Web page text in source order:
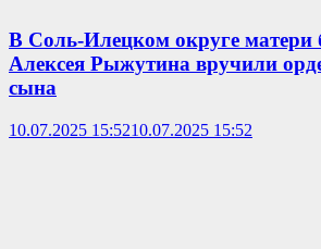
В Соль-Илецком округе
Алексея Рыжутина вручили
сына
10.07.2025 15:5210.07.2025 15:52